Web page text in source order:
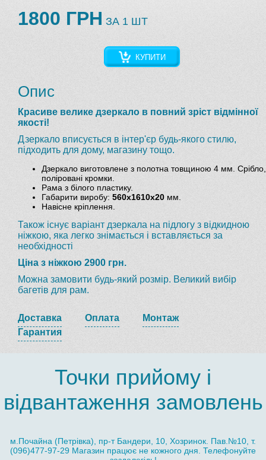
1800 ГРН ЗА 1 ШТ
КУПИТИ
Опис
Красиве велике дзеркало в повний зріст відмінної
якості!
Дзеркало вписується в інтер'єр будь-якого стилю,
підходить для дому, магазину тощо.
Дзеркало виготовлене з полотна товщиною 4 мм. Срібло,
поліровані кромки.
Рама з білого пластику.
Габарити виробу: 560х1610х20 мм.
Навісне кріплення.
Також існує варіант дзеркала на підлогу з відкидною
ніжкою, яка легко знімається і вставляється за
необхідності
Ціна з ніжкою 2900 грн.
Можна замовити будь-який розмір. Великий вибір
багетів для рам.
Доставка Оплата
Монтаж
Гарантия
Точки прийому і
відвантаження замовлень
м.Почайна (Петрівка), пр-т Бандери, 10, Хозринок. Пав.№10, т.
(096)477-97-29 Магазин працює не кожного дня. Телефонуйте